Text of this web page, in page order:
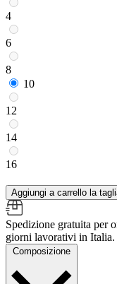
4
6
8
10
12
14
16
Aggiungi a carrello la
Spedizione gratuita per
giorni lavorativi in Italia.
Composizione